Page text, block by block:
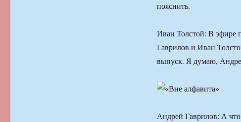
пояснить.
Иван Толстой: В эфире
Гаврилов и Иван
выпуск. Я думаю,
Андрей Гаврилов: А